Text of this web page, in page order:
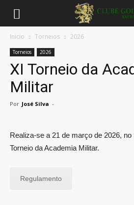
Inicio Torneios 2026
Torneios 2026
XI Torneio da
Militar
Por José Silva -
Realiza-se a 21 de março de 2026,
Torneio da Academia Militar.
Regulamento